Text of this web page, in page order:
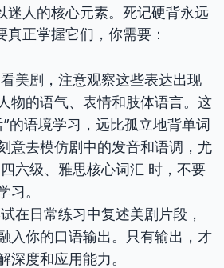
迷人的核心元素。死记硬背永远
正掌握它们，你需要：
美剧，注意观察这些表达出现
物的语气、表情和肢体语言。这
的语境学习，远比孤立地背单词
意去模仿剧中的发音和语调，尤
六级、雅思核心词汇 时，不要
习。
在日常练习中复述美剧片段，
入你的口语输出。只有输出，才
深度和应用能力。